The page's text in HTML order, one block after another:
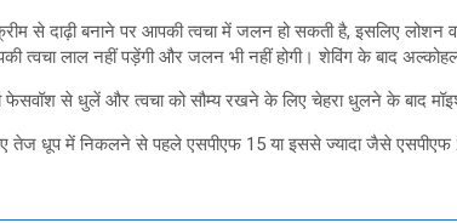
से दाढ़ी बनाने पर आपकी त्वचा में जलन हो सकती है, इसलिए लोशन
त्वचा लाल नहीं पड़ेंगी और जलन भी नहीं होगी। शेविंग के बाद
फेसवॉश से धुलें और त्वचा को सौम्य रखने के लिए चेहरा धुलने के बाद
धूप में निकलने से पहले एसपीएफ 15 या इससे ज्यादा जैसे एसपीएफ